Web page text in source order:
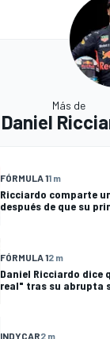
Más de
Daniel
FÓRMULA 11 m
Ricciardo comparte
después de que su
FÓRMULA 12 m
Daniel Ricciardo dice
real" tras su abrupta
INDYCAR2 m